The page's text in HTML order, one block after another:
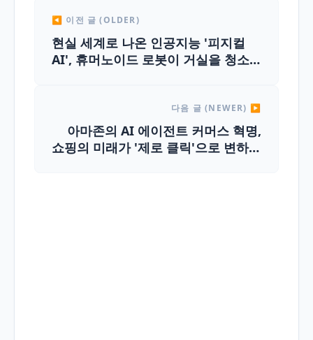
◀ 이전 글 (OLDER)
현실 세계로 나온 인공지능 '피지컬
AI', 휴머노이드 로봇이 거실을 청소
다음 글 (NEWER) ▶
아마존의 AI 에이전트 커머스 혁명,
쇼핑의 미래가 '제로 클릭'으로 변하는